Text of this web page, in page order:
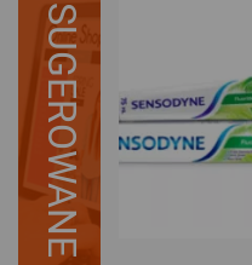
SUGEROWANE